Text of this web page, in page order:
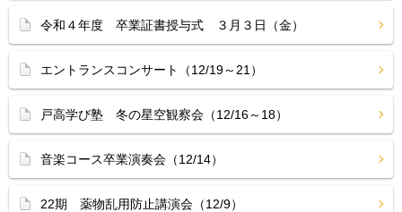
令和４年度 卒業証書授与式 ３月３日（金）
エントランスコンサート（12/19～21）
戸高学び塾 冬の星空観察会（12/16～18）
音楽コース卒業演奏会（12/14）
22期 薬物乱用防止講演会（12/9）